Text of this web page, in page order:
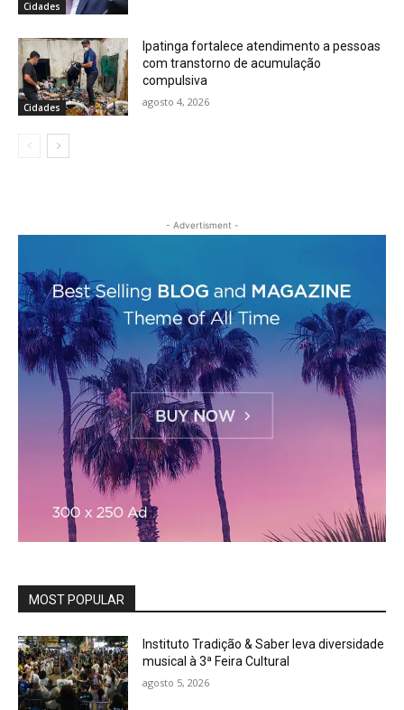
Cidades
Cidades
Ipatinga fortalece atendimento a pessoas
com transtorno de acumulação
compulsiva
agosto 4, 2026
- Advertisment -
MOST POPULAR
Instituto Tradição & Saber leva diversidade
musical à 3ª Feira Cultural
agosto 5, 2026